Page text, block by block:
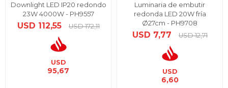
Downlight LED IP20 redondo
23W 4000W - PH9557
USD 112,55 USD 172,11
USD
95,67
Luminaria de embutir
redonda LED 20W fría
Ø27cm - PH9708
USD 7,77 USD 12,71
USD
6,60